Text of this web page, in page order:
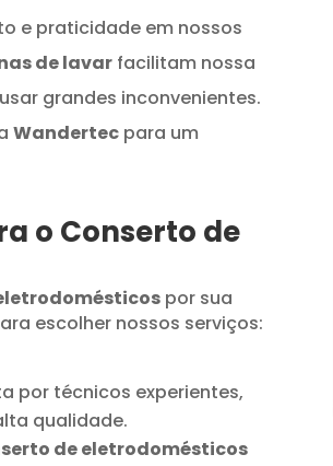
e praticidade em nossos
de lavar facilitam nossa
grandes inconvenientes.
Wandertec para um
o Conserto de
por sua
escolher nossos serviços:
por técnicos experientes,
qualidade.
de eletrodomésticos